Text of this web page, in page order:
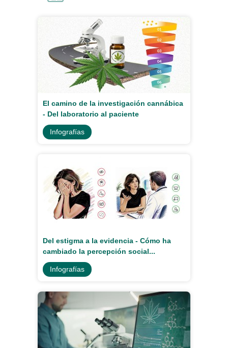
El camino de la investigación cannábica
- Del laboratorio al paciente
Infografías
Del estigma a la evidencia - Cómo ha
cambiado la percepción social...
Infografías